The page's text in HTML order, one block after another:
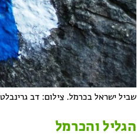
שביל ישראל בכרמל. צילום: דב גרינבלט
הגליל והכרמל